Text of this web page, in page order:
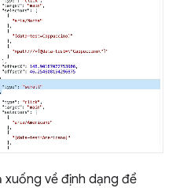
về định dạng để